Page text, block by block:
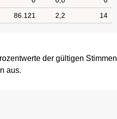
der gültigen Stimmen
aus.